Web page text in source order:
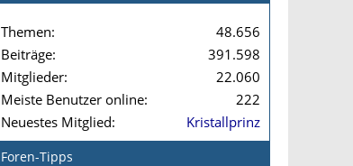
Themen
48.656
Beiträge
391.598
Mitglieder
22.060
Meiste Benutzer online
222
Neuestes Mitglied
Kristallprinz
Foren-Tipps